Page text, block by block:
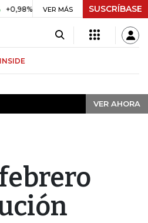
UVR $ 416,91 +$ 0,05 +0,01%
VER MÁS SUSCRÍBASE
INSIDE
VER AHORA
VER AHORA